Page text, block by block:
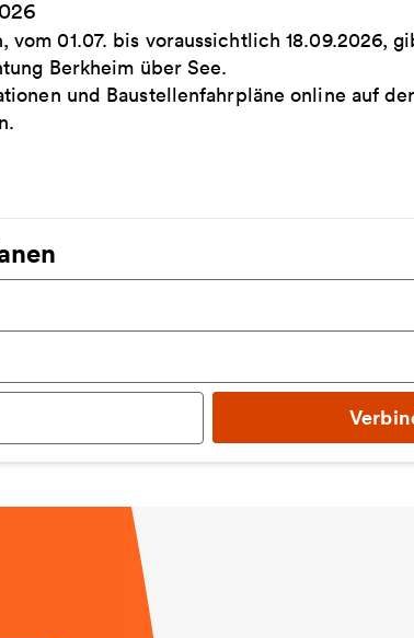
01.07. bis voraussichtlich 18.09.2026,
Berkheim über See.
und Baustellenfahrpläne online auf